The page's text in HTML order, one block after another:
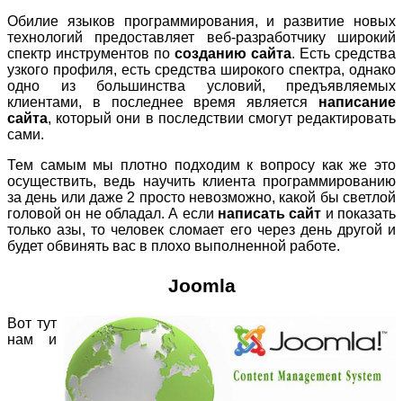
Обилие языков программирования, и развитие новых
технологий предоставляет веб-разработчику широкий
спектр инструментов по созданию сайта. Есть средства
узкого профиля, есть средства широкого спектра, однако
одно из большинства условий, предъявляемых
клиентами, в последнее время является написание
сайта, который они в последствии смогут редактировать
сами.
Тем самым мы плотно подходим к вопросу как же это
осуществить, ведь научить клиента программированию
за день или даже 2 просто невозможно, какой бы светлой
головой он не обладал. А если написать сайт и показать
только азы, то человек сломает его через день другой и
будет обвинять вас в плохо выполненной работе.
Joomla
Вот тут
нам и